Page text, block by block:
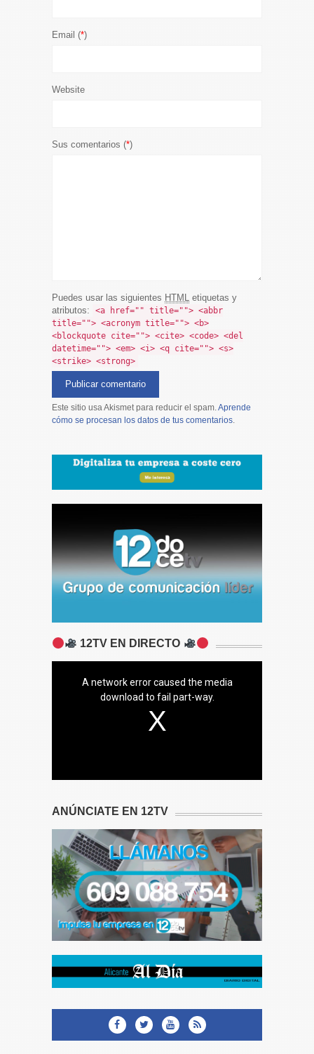
Email (*)
Website
Sus comentarios (*)
Puedes usar las siguientes HTML etiquetas y
atributos:
<a href="" title=""> <abbr
title=""> <acronym title=""> <b>
<blockquote cite=""> <cite> <code> <del
datetime=""> <em> <i> <q cite=""> <s>
<strike> <strong>
Este sitio usa Akismet para reducir el spam.Aprende
cómo se procesan los datos de tus comentarios.
12TV EN DIRECTO
A network error caused the media
download to fail part-way.
ANÚNCIATE EN 12TV